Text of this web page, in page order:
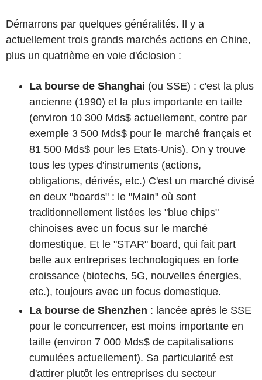
Démarrons par quelques généralités. Il y a
actuellement trois grands marchés actions en Chine,
plus un quatrième en voie d'éclosion :
La bourse de Shanghai (ou SSE) : c'est la plus
ancienne (1990) et la plus importante en taille
(environ 10 300 Mds$ actuellement, contre par
exemple 3 500 Mds$ pour le marché français et
81 500 Mds$ pour les Etats-Unis). On y trouve
tous les types d'instruments (actions,
obligations, dérivés, etc.) C'est un marché divisé
en deux "boards" : le "Main" où sont
traditionnellement listées les "blue chips"
chinoises avec un focus sur le marché
domestique. Et le "STAR" board, qui fait part
belle aux entreprises technologiques en forte
croissance (biotechs, 5G, nouvelles énergies,
etc.), toujours avec un focus domestique.
La bourse de Shenzhen : lancée après le SSE
pour le concurrencer, est moins importante en
taille (environ 7 000 Mds$ de capitalisations
cumulées actuellement). Sa particularité est
d'attirer plutôt les entreprises du secteur